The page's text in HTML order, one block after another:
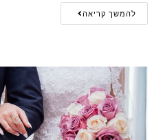
להמשך קריאה